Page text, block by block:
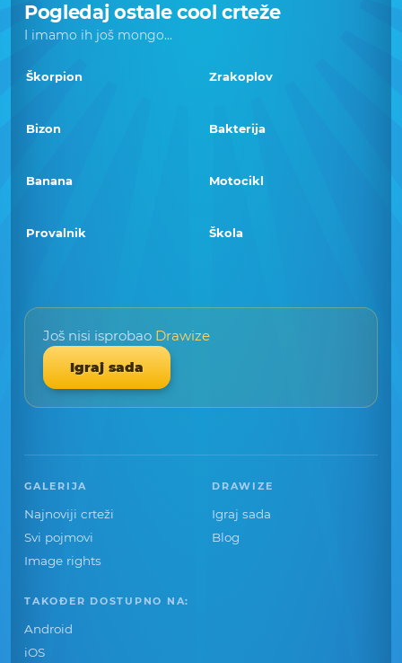
Pogledaj ostale cool crteže
I imamo ih još mongo...
Škorpion Zrakoplov
Bizon Bakterija
Banana Motocikl
Provalnik Škola
Još nisi isprobao Drawize
Igraj sada
GALERIJA
Najnoviji crteži
Svi pojmovi
Image rights
DRAWIZE
Igraj sada
Blog
TAKOĐER DOSTUPNO NA:
Android
iOS